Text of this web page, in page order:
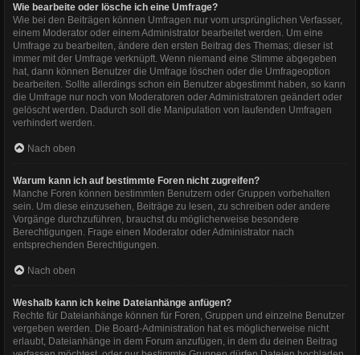
Wie bearbeite oder lösche ich eine Umfrage?
Wie bei den Beiträgen können Umfragen nur vom ursprünglichen Verfasser,
einem Moderator oder einem Administrator bearbeitet werden. Um eine
Umfrage zu bearbeiten, ändere den ersten Beitrag des Themas; dieser ist
immer mit der Umfrage verknüpft. Wenn niemand eine Stimme abgegeben
hat, dann können Benutzer die Umfrage löschen oder die Umfrageoption
bearbeiten. Sollte allerdings schon ein Benutzer abgestimmt haben, so kann
die Umfrage nur noch von Moderatoren oder Administratoren geändert oder
gelöscht werden. Dadurch soll die Manipulation von laufenden Umfragen
verhindert werden.
Nach oben
Warum kann ich auf bestimmte Foren nicht zugreifen?
Manche Foren können bestimmten Benutzern oder Gruppen vorbehalten
sein. Um diese einzusehen, Beiträge zu lesen, zu schreiben oder andere
Vorgänge durchzuführen, brauchst du möglicherweise besondere
Berechtigungen. Frage einen Moderator oder Administrator nach
entsprechenden Berechtigungen.
Nach oben
Weshalb kann ich keine Dateianhänge anfügen?
Rechte für Dateianhänge können für Foren, Gruppen und einzelne Benutzer
vergeben werden. Die Board-Administration hat es möglicherweise nicht
erlaubt, Dateianhänge in dem Forum anzufügen, in dem du deinen Beitrag